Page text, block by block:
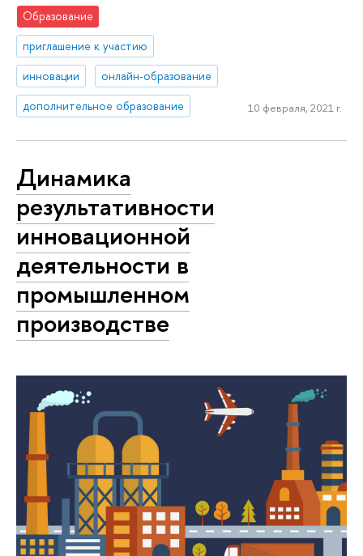
Образование
приглашение к участию
инновации
онлайн-образование
дополнительное образование
10 февраля, 2021 г.
Динамика
результативности
инновационной
деятельности в
промышленном
производстве